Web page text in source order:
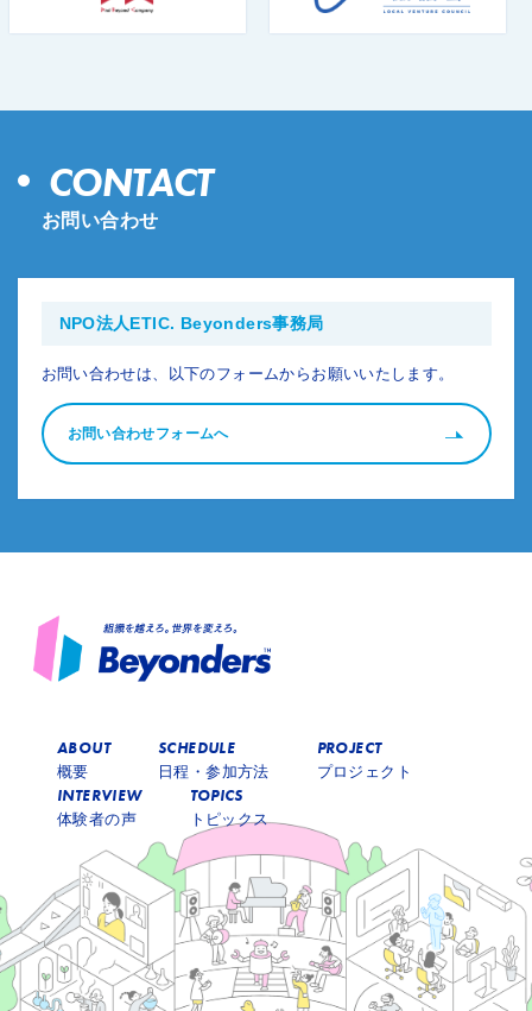
CONTACT
お問い合わせ
NPO法人ETIC. Beyonders事務局
お問い合わせは、以下のフォームからお願いいたします。
お問い合わせフォームへ
ABOUT
概要
SCHEDULE
日程・参加方法
PROJECT
プロジェクト
INTERVIEW
体験者の声
TOPICS
トピックス